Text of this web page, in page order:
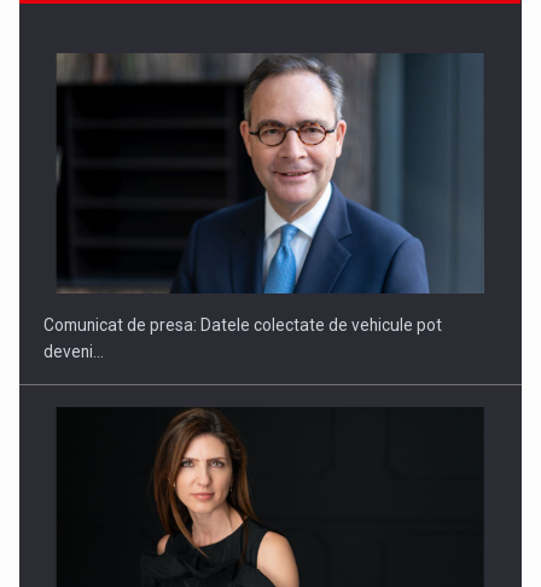
ROOTED IN ROMANIA, BUILT TO DELIVER TECHNOLOGY FOR
PUTTING ROMANIAN CORPORATE COMPANIES ON THE
Comunicat de presa: Datele colectate de vehicule pot
deveni…